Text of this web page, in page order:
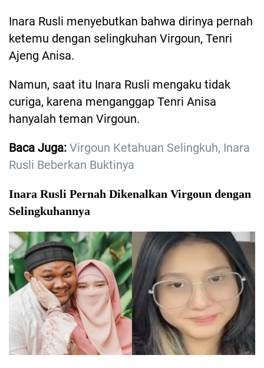
Inara Rusli menyebutkan bahwa dirinya pernah
ketemu dengan selingkuhan Virgoun, Tenri
Ajeng Anisa.
Namun, saat itu Inara Rusli mengaku tidak
curiga, karena menganggap Tenri Anisa
hanyalah teman Virgoun.
Baca Juga: Virgoun Ketahuan Selingkuh, Inara
Rusli Beberkan Buktinya
Inara Rusli Pernah Dikenalkan Virgoun dengan
Selingkuhannya